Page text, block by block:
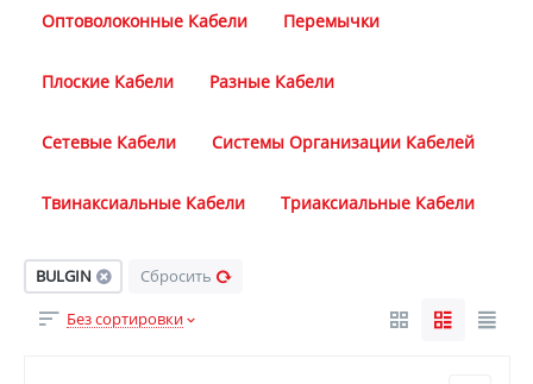
Оптоволоконные Кабели Перемычки
Плоские Кабели Разные Кабели
Сетевые Кабели Системы Организации Кабелей
Твинаксиальные Кабели Триаксиальные Кабели
BULGIN
Сбросить
Без сортировки